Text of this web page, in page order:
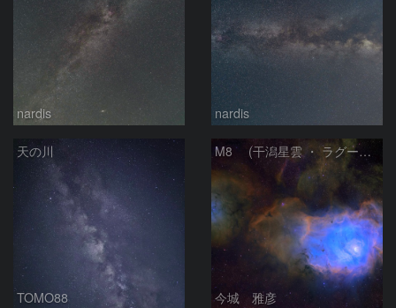
nardis nardis
天の川
TOMO88
M8 (干潟星雲 ・ ラグーン（Lagoon）星雲)
今城 雅彦